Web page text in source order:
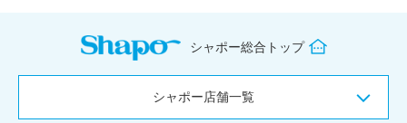
シャポー総合トップ
シャポー店舗一覧